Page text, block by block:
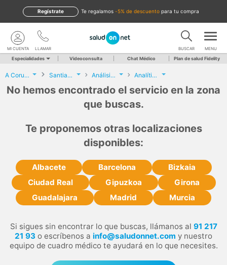
te regalamos -5% de descuento para tu compra
Regístrate
LLAMAR
MI CUENTA BUSCAR MENU
Especialidades Videoconsulta Chat Médico Plan de salud Fidelity
A Coruña Santiago de Compostela Análisis Clínicos Analítica embarazo
No hemos encontrado el servicio en la zona
que buscas.
Te proponemos otras localizaciones
disponibles:
Albacete Barcelona
Bizkaia
Ciudad Real
Gipuzkoa
Girona
Guadalajara
Madrid Murcia
Si sigues sin encontrar lo que buscas, llámanos al 91 217
21 93 o escríbenos a info@saludonnet.com y nuestro
equipo de cuadro médico te ayudará en lo que necesites.